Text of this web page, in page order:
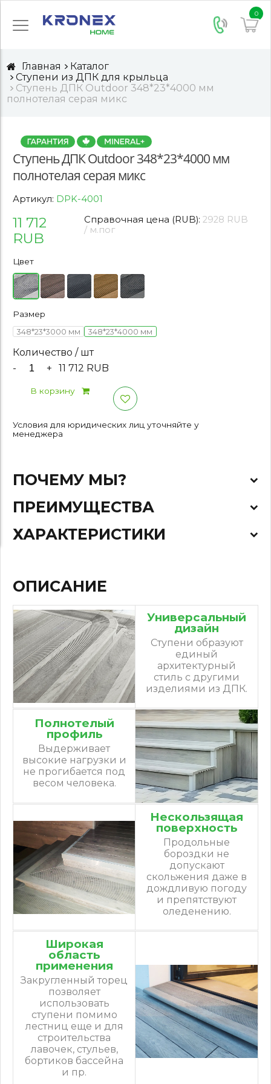
0
Главная
Каталог
Ступени из ДПК для крыльца
Ступень ДПК Outdoor 348*23*4000 мм
полнотелая серая микс
Ступень ДПК Outdoor 348*23*4000 мм
полнотелая серая микс
Артикул: DPK-4001
11 712
RUB
Справочная цена (RUB):2928 RUB
/ м.пог
Цвет
Размер
348*23*3000 мм 348*23*4000 мм
Количество / шт
-
+ 11 712 RUB
В корзину
Условия для юридических лиц уточняйте у
менеджера
ПОЧЕМУ МЫ?
ПРЕИМУЩЕСТВА
ХАРАКТЕРИСТИКИ
ОПИСАНИЕ
Универсальный
дизайн
Ступени образуют
единый
архитектурный
стиль с другими
изделиями из ДПК.
Полнотелый
профиль
Выдерживает
высокие нагрузки и
не прогибается под
весом человека.
Нескользящая
поверхность
Продольные
бороздки не
допускают
скольжения даже в
дождливую погоду
и препятствуют
оледенению.
Широкая
область
применения
Закругленный торец
позволяет
использовать
ступени помимо
лестниц еще и для
строительства
лавочек, стульев,
бортиков бассейна
и пр.